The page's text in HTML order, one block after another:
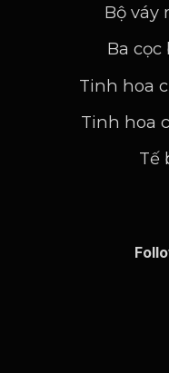
Bộ váy
Ba cọc
Tinh hoa
Tinh hoa
Tế